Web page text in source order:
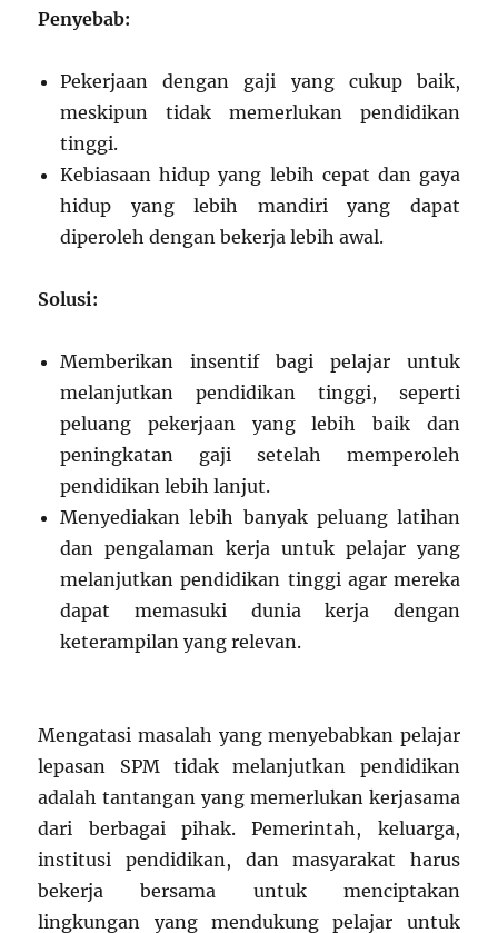
Penyebab:
Pekerjaan dengan gaji yang cukup baik,
meskipun tidak memerlukan pendidikan
tinggi.
Kebiasaan hidup yang lebih cepat dan gaya
hidup yang lebih mandiri yang dapat
diperoleh dengan bekerja lebih awal.
Solusi:
Memberikan insentif bagi pelajar untuk
melanjutkan pendidikan tinggi, seperti
peluang pekerjaan yang lebih baik dan
peningkatan gaji setelah memperoleh
pendidikan lebih lanjut.
Menyediakan lebih banyak peluang latihan
dan pengalaman kerja untuk pelajar yang
melanjutkan pendidikan tinggi agar mereka
dapat memasuki dunia kerja dengan
keterampilan yang relevan.
Mengatasi masalah yang menyebabkan pelajar
lepasan SPM tidak melanjutkan pendidikan
adalah tantangan yang memerlukan kerjasama
dari berbagai pihak. Pemerintah, keluarga,
institusi pendidikan, dan masyarakat harus
bekerja bersama untuk menciptakan
lingkungan yang mendukung pelajar untuk